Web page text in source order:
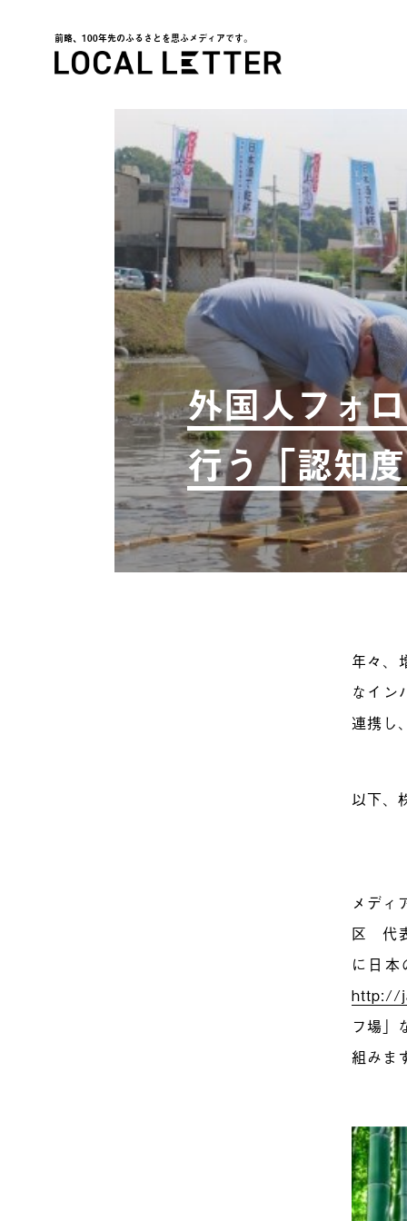
前略、100年先のふるさとを思ふメディアです。
外国人フォ
行う「認知
年々、
なイン
連携し
以下、
メディ
区 代
に日
http://
フ場」
組みま